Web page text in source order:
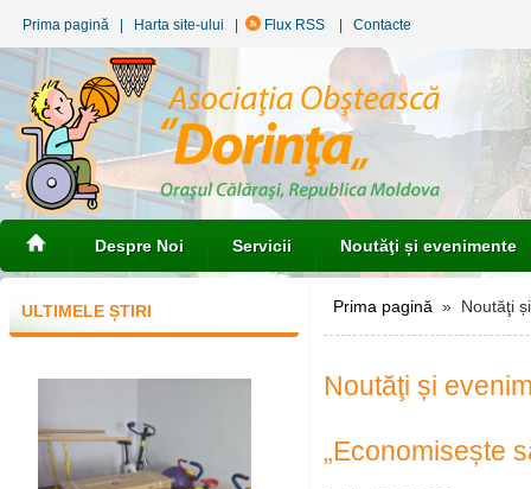
Prima pagină Harta site-ului Flux RSS Contacte
Despre Noi Servicii Noutăţi și evenimente
ULTIMELE ȘTIRI Prima pagină » Noutăţi
Noutăţi și
„Economisește